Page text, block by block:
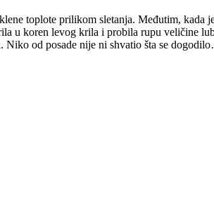
toplote prilikom sletanja. Međutim, kada
u koren levog krila i probila rupu veličine
Niko od posade nije ni shvatio šta se